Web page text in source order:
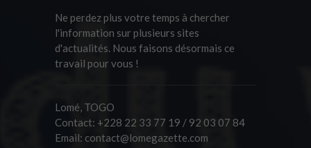
Ne perdez plus votre temps à chercher
l'information sur plusieurs sites
d'actualités. Nous faisons désormais ce
travail pour vous !
Lomé, TOGO
Contact: +228 22 33 77 19 / 92 03 07 84
Email: contact@lomegazette.com